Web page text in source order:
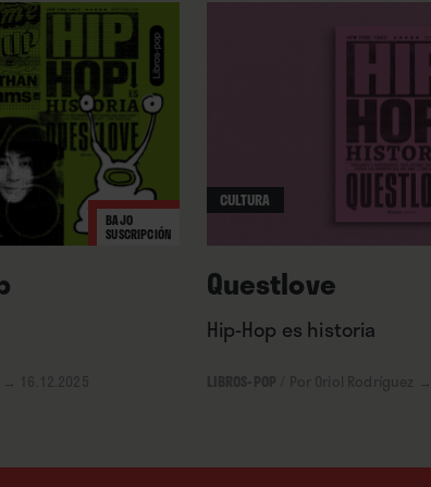
suelta lastre y se lanza sin prejuicios a
recorrido siguiendo los cánones ya
de auge, caída, redención y, ejem,
restantes miembros de la banda, capaces,
reflexiones sobre aquella prodigiosa
BAJO
SUSCRIPCIÓN
CULTURA
Questlove
Hip-Hop es historia